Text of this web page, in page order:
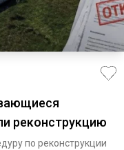
реконструкцию
по реконструкции